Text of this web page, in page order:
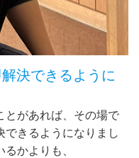
決できるように
とがあれば、その場で
できるようになりまし
かよりも、